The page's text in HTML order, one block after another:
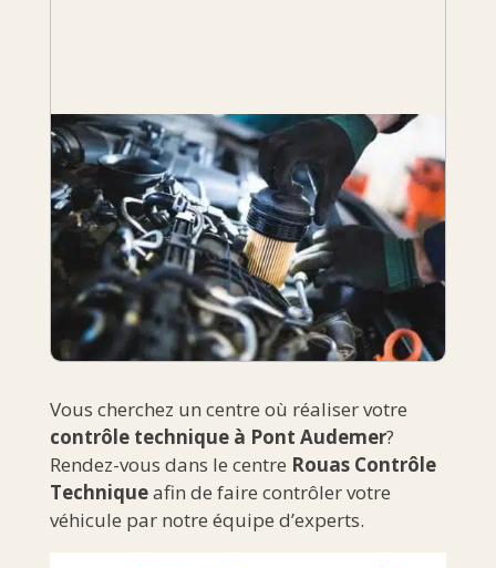
Vous cherchez un centre où réaliser votre
contrôle technique à Pont Audemer?
Rendez-vous dans le centre Rouas Contrôle
Techniqueafin de faire contrôler votre
véhicule par notre équipe d’experts.